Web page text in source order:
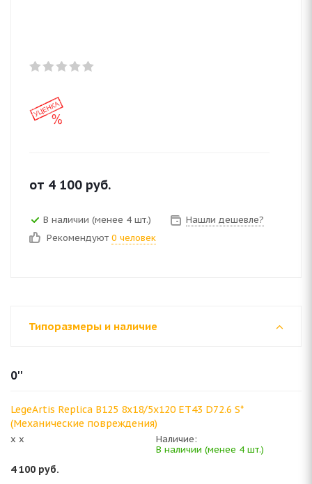
от 4 100 руб.
В наличии (менее 4 шт.)
Нашли дешевле?
Рекомендуют 0 человек
Типоразмеры и наличие
0''
LegeArtis Replica B125 8x18/5x120 ET43 D72.6 S*
(Механические повреждения)
x x
Наличие:
В наличии (менее 4 шт.)
4 100 руб.